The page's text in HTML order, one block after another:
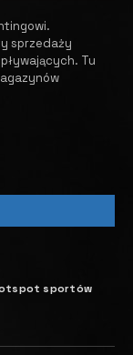
sprzedaży
​ Tu
sportów